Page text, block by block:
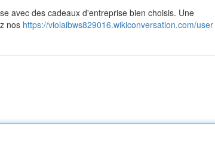
avec des cadeaux d'entreprise bien choisis. Une
nos https://violaibws829016.wikiconversation.com/user